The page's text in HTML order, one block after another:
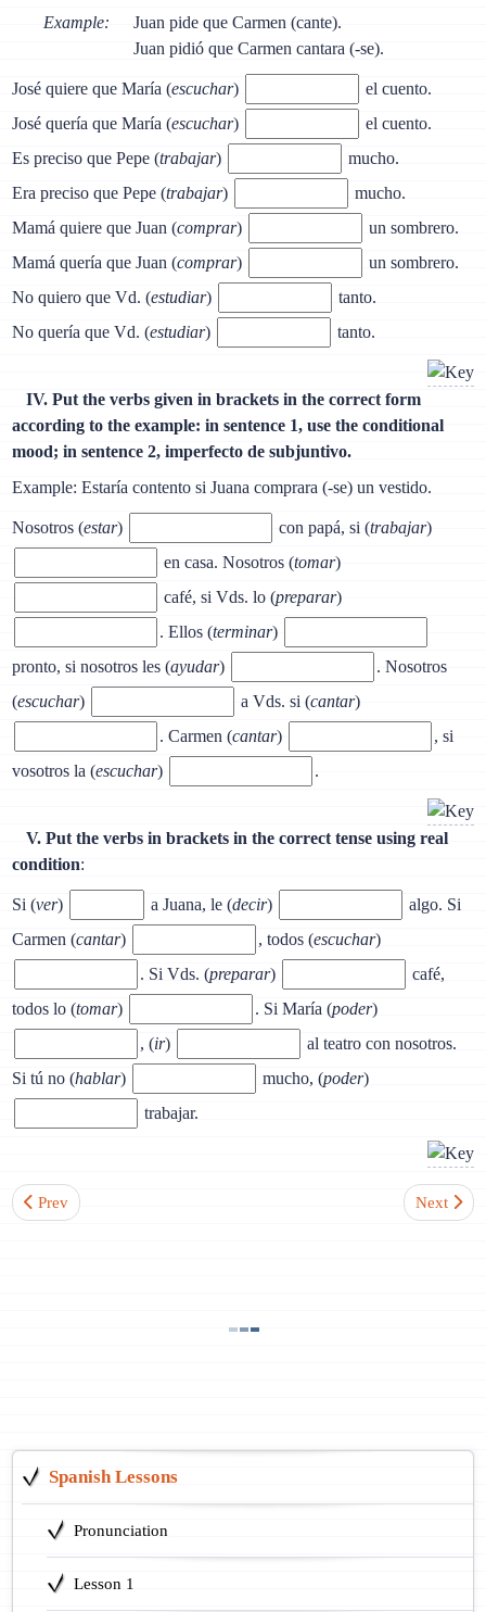
Example:
Juan pide que Carmen (cante).
Juan pidió que Carmen cantara (-se).
José quiere que María (escuchar)
el cuento.
José quería que María (escuchar)
el cuento.
Es preciso que Pepe (trabajar)
mucho.
Era preciso que Pepe (trabajar)
mucho.
Mamá quiere que Juan (comprar)
un sombrero.
Mamá quería que Juan (comprar)
un sombrero.
No quiero que Vd. (estudiar)
tanto.
No quería que Vd. (estudiar) tanto.
IV. Put the verbs given in brackets in the correct form
according to the example: in sentence 1, use the conditional
mood; in sentence 2, imperfecto de subjuntivo.
Example: Estaría contento si Juana comprara (-se) un vestido.
Nosotros (estar) con papá, si (trabajar)
en casa. Nosotros (tomar)
café, si Vds. lo (preparar)
. Ellos (terminar)
pronto, si nosotros les (ayudar)
. Nosotros
(escuchar) a Vds. si (cantar)
. Carmen (cantar)
, si
vosotros la (escuchar) .
V. Put the verbs in brackets in the correct tense using real
condition:
Si (ver) a Juana, le (decir)
algo. Si
Carmen (cantar) , todos (escuchar)
. Si Vds. (preparar)
café,
todos lo (tomar) . Si María (poder)
, (ir)
al teatro con nosotros.
Si tú no (hablar) mucho, (poder)
trabajar.
Previous article: Lesson 50. Spanish Conditional Mood (Simple)
Prev Next
Next
Spanish Lessons
Pronunciation
Lesson 1